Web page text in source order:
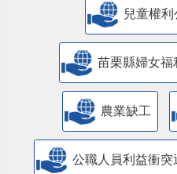
兒童權
苗栗縣婦女福
農業缺工
公職人員利益衝